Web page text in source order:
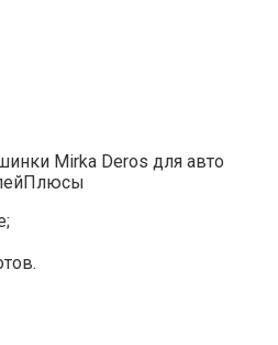
Mirka Deros для авто